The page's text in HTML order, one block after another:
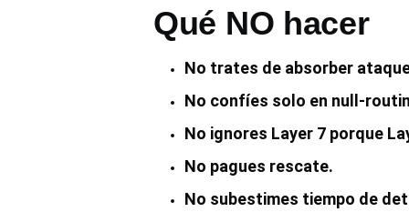
Qué NO hacer
No trates de absorber
No confíes solo en null-
No ignores Layer 7 porque
No pagues rescate.
No subestimes tiempo de